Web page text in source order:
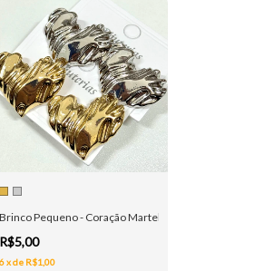
Prata
Brinco Pequeno - Coração Martelado - Dourado e Prata
R$5,00
6xde R$1,00